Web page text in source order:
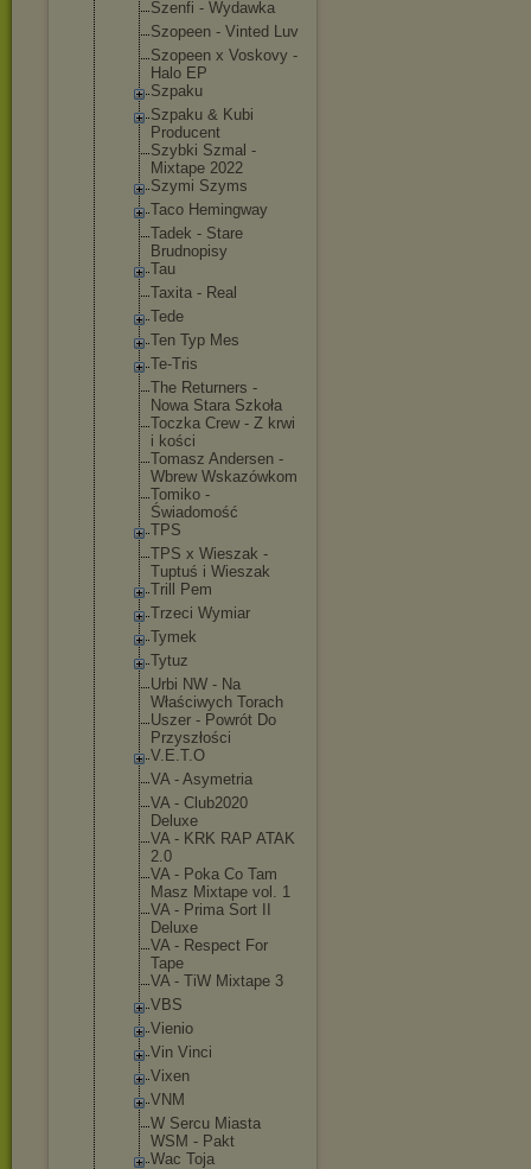
Szenfi - Wydawka
Szopeen - Vinted Luv
Szopeen x Voskovy -
Halo EP
Szpaku
Szpaku & Kubi
Producent
Szybki Szmal -
Mixtape 2022
Szymi Szyms
Taco Hemingway
Tadek - Stare
Brudnopisy
Tau
Taxita - Real
Tede
Ten Typ Mes
Te-Tris
The Returners -
Nowa Stara Szkoła
Toczka Crew - Z krwi
i kości
Tomasz Andersen -
Wbrew Wskazówkom
Tomiko -
Świadomość
TPS
TPS x Wieszak -
Tuptuś i Wieszak
Trill Pem
Trzeci Wymiar
Tymek
Tytuz
Urbi NW - Na
Właściwych Torach
Uszer - Powrót Do
Przyszłości
V.E.T.O
VA - Asymetria
VA - Club2020
Deluxe
VA - KRK RAP ATAK
2.0
VA - Poka Co Tam
Masz Mixtape vol. 1
VA - Prima Sort II
Deluxe
VA - Respect For
Tape
VA - TiW Mixtape 3
VBS
Vienio
Vin Vinci
Vixen
VNM
W Sercu Miasta
WSM - Pakt
Wac Toja